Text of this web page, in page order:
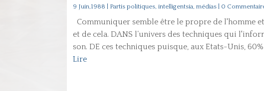
9 Juin,1988 Partis politiques, intelligentsia, médias | 0
Communiquer semble être le propre de l'homme
et de cela. DANS l’univers des techniques qui
son. DE ces techniques puisque, aux Etats-Unis,
Lire